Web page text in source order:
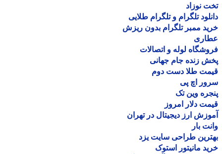
نوزاد
تلگرام و تلگرام طلایی
ممبر تلگرام بدون ریزش
لوله و اتصالات
زنده جام جهانی
طلا دست دوم
اچ پی
وین تک
دلار امروز
ارز دیجیتال در تهران
بار
طراحی سایت یزد
مانیتور استوک